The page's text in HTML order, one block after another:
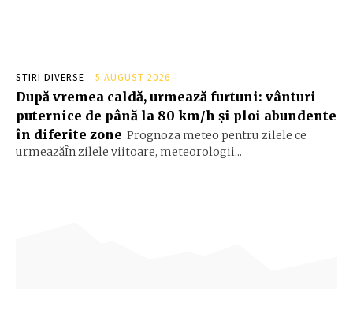
STIRI DIVERSE 5 AUGUST 2026
După vremea caldă, urmează furtuni: vânturi
puternice de până la 80 km/h și ploi abundente
în diferite zone Prognoza meteo pentru zilele ce
urmeazăÎn zilele viitoare, meteorologii...